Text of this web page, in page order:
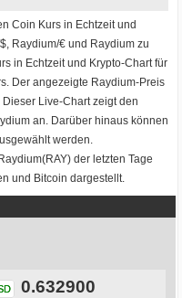
Coin Kurs in Echtzeit und
, Raydium/€ und Raydium zu
in Echtzeit und Krypto-Chart für
Der angezeigte Raydium-Preis
Live-Chart zeigt den
an. Darüber hinaus können
werden.
der letzten Tage
und Bitcoin dargestellt.
0.632900